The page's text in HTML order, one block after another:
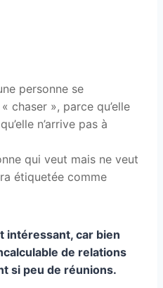
personne se
chaser », parce qu’elle
n’arrive pas à
qui veut mais ne veut
étiquetée comme
intéressant, car bien
de relations
si peu de réunions.